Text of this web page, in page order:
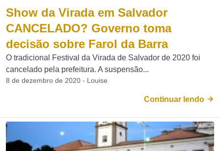
Show da Virada em Salvador
CANCELADO? Governo toma
decisão sobre Farol da Barra
O tradicional Festival da Virada de Salvador de 2020 foi
cancelado pela prefeitura. A suspensão...
8 de dezembro de 2020 - Louise
Continuar lendo